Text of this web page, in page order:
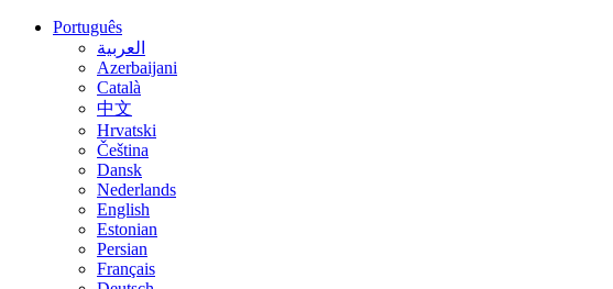
Português
العربية
Azerbaijani
Català
中文
Hrvatski
Čeština
Dansk
Nederlands
English
Estonian
Persian
Français